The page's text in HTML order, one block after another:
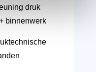
druk
binnenwerk